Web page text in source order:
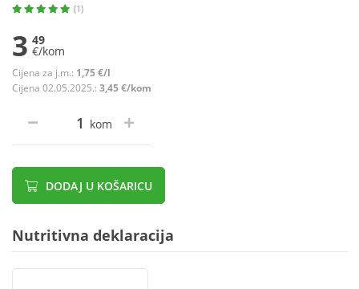
(1)
3 49
€/kom
Cijena za j.m.: 1,75 €/l
Cijena 02.05.2025.: 3,45 €/kom
kom
DODAJ U KOŠARICU
Nutritivna deklaracija